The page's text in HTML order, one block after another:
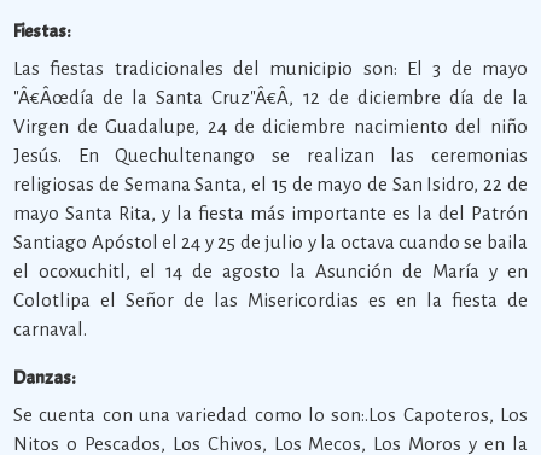
Fiestas:
Las fiestas tradicionales del municipio son: El 3 de mayo
"Â€Âœdía de la Santa Cruz"Â€Â, 12 de diciembre día de la
Virgen de Guadalupe, 24 de diciembre nacimiento del niño
Jesús. En Quechultenango se realizan las ceremonias
religiosas de Semana Santa, el 15 de mayo de San Isidro, 22 de
mayo Santa Rita, y la fiesta más importante es la del Patrón
Santiago Apóstol el 24 y 25 de julio y la octava cuando se baila
el ocoxuchitl, el 14 de agosto la Asunción de María y en
Colotlipa el Señor de las Misericordias es en la fiesta de
carnaval.
Danzas:
Se cuenta con una variedad como lo son:.Los Capoteros, Los
Nitos o Pescados, Los Chivos, Los Mecos, Los Moros y en la